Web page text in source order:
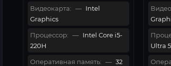
Видеокарта: — Intel
Graphics
Процессор: — Intel Core i5-
220H
Оперативная память: — 32
Ultra 5